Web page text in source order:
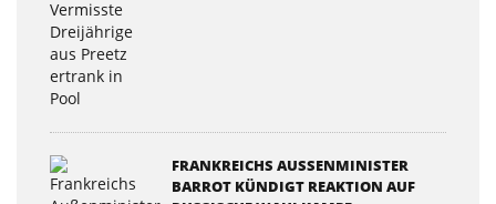
FRANKREICHS AUSSENMINISTER B
ARROT KÜNDIGT REAKTION AUF R